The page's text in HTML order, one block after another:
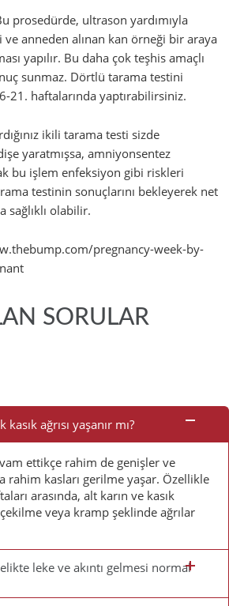
prosedürde, ultrason yardımıyla
anneden alınan kan örneği bir araya
yapılır. Bu daha çok teşhis amaçlı
sunmaz. Dörtlü tarama testini
21. haftalarında yaptırabilirsiniz.
ikili tarama testi sizde
yaratmışsa, amniyonsentez
bu işlem enfeksiyon gibi riskleri
testinin sonuçlarını bekleyerek net
sağlıklı olabilir.
pregnancy-week-by-
SORULAR
ağrısı yaşanır mı?
ettikçe rahim de genişler ve
rahim kasları gerilme yaşar. Özellikle
arasında, alt karın ve kasık
veya kramp şeklinde ağrılar
leke ve akıntı gelmesi normal